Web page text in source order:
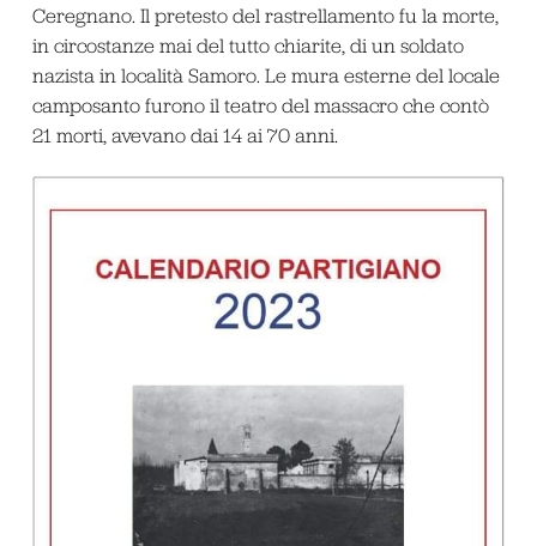
Ceregnano. Il pretesto del rastrellamento fu la morte,
in circostanze mai del tutto chiarite, di un soldato
nazista in località Samoro. Le mura esterne del locale
camposanto furono il teatro del massacro che contò
21 morti, avevano dai 14 ai 70 anni.